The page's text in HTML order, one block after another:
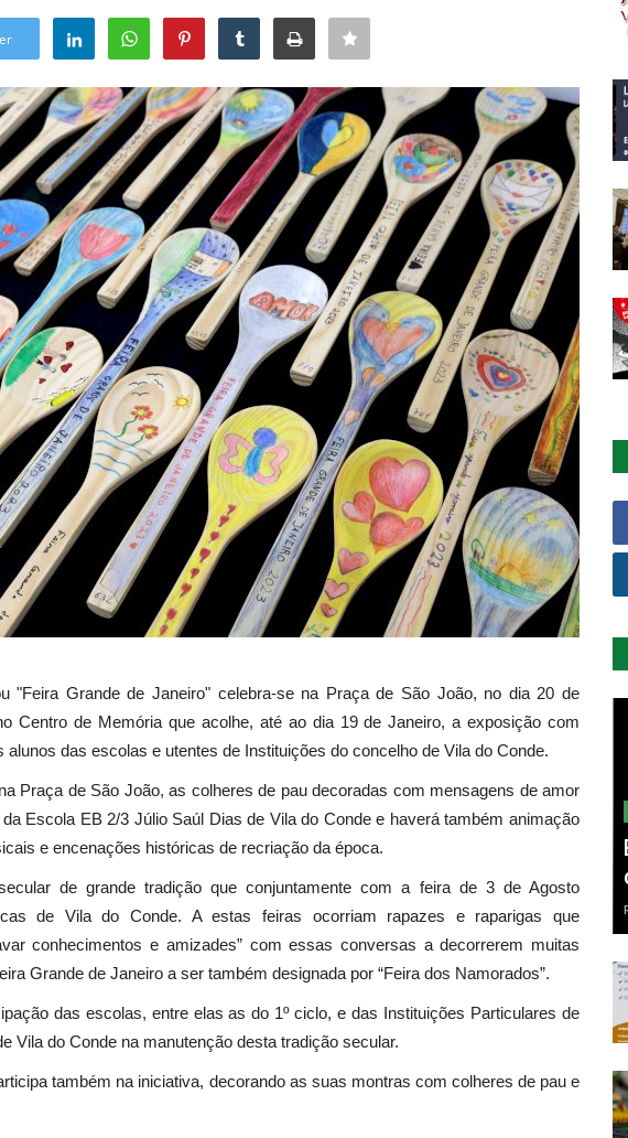
"Feira Grande de Janeiro" celebra-se na Praça de São João, no dia 20 de
Centro de Memória que acolhe, até ao dia 19 de Janeiro, a exposição com
das escolas e utentes de Instituições do concelho de Vila do Conde.
Praça de São João, as colheres de pau decoradas com mensagens de amor
Escola EB 2/3 Júlio Saúl Dias de Vila do Conde e haverá também animação
e encenações históricas de recriação da época.
de grande tradição que conjuntamente com a feira de 3 de Agosto
de Vila do Conde. A estas feiras ocorriam rapazes e raparigas que
conhecimentos e amizades” com essas conversas a decorrerem muitas
Grande de Janeiro a ser também designada por “Feira dos Namorados”.
das escolas, entre elas as do 1º ciclo, e das Instituições Particulares de
Vila do Conde na manutenção desta tradição secular.
também na iniciativa, decorando as suas montras com colheres de pau e